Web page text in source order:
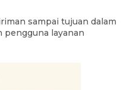
sampai tujuan dalam
pengguna layanan